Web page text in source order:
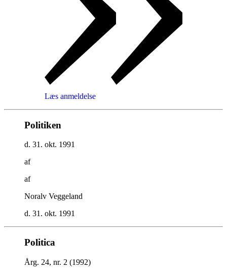
Læs anmeldelse
Politiken
d. 31. okt. 1991
af
af
Noralv Veggeland
d. 31. okt. 1991
Politica
Årg. 24, nr. 2 (1992)